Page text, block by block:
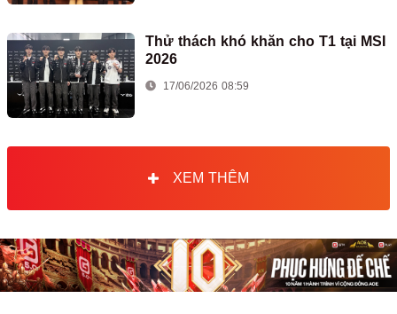
Thử thách khó khăn cho T1 tại MSI
2026
17/06/2026 08:59
XEM THÊM